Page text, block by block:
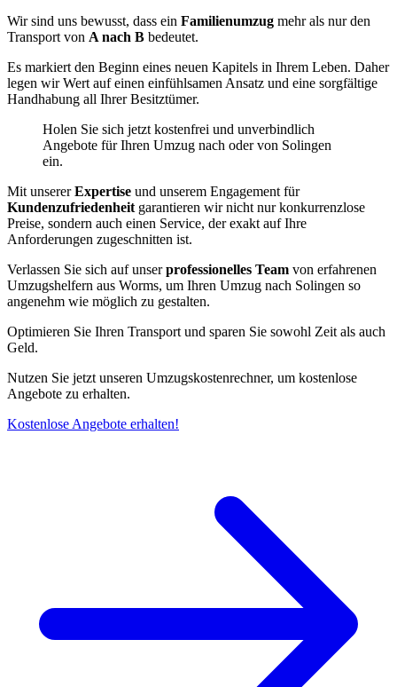
Wir sind uns bewusst, dass ein Familienumzug mehr als nur den
Transport von A nach B bedeutet.
Es markiert den Beginn eines neuen Kapitels in Ihrem Leben. Daher
legen wir Wert auf einen einfühlsamen Ansatz und eine sorgfältige
Handhabung all Ihrer Besitztümer.
Holen Sie sich jetzt kostenfrei und unverbindlich
Angebote für Ihren Umzug nach oder von Solingen
ein.
Mit unsererExpertise und unserem Engagement für
Kundenzufriedenheit garantieren wir nicht nur konkurrenzlose
Preise, sondern auch einen Service, der exakt auf Ihre
Anforderungen zugeschnitten ist.
Verlassen Sie sich auf unserprofessionelles Team von erfahrenen
Umzugshelfern aus Worms, um Ihren Umzug nach Solingen so
angenehm wie möglich zu gestalten.
Optimieren Sie Ihren Transport und sparen Sie sowohl Zeit als auch
Geld.
Nutzen Sie jetzt unseren Umzugskostenrechner, um kostenlose
Angebote zu erhalten.
Kostenlose Angebote erhalten!